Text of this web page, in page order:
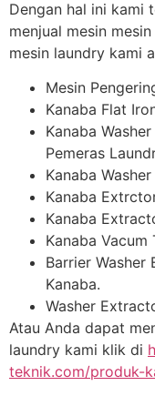
Dengan hal ini kami
menjual mesin
mesin laundry kami
Mesin
Kanaba Flat
Kanaba
Pemeras
Kanaba
Kanaba
Kanaba
Kanaba Vacum
Barrier Washer
Kanaba.
Washer
Atau Anda dapat
laundry kami klik di
teknik.com/produk-